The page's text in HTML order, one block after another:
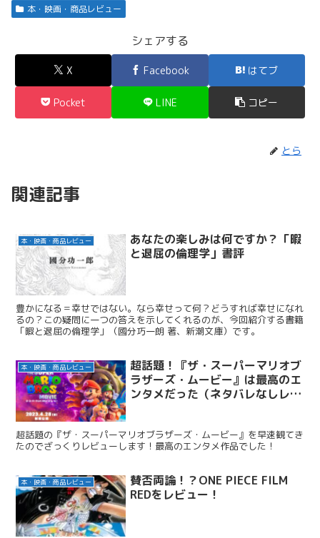
本・映画・商品レビュー
シェアする
X Facebook はてブ
Pocket LINE コピー
とら
関連記事
本・映画・商品レビュー
あなたの楽しみは何ですか？「暇
と退屈の倫理学」書評
豊かになる＝幸せではない。なら幸せって何？どうすれば幸せになれ
るの？この疑問に一つの答えを示してくれるのが、今回紹介する書籍
「暇と退屈の倫理学」（國分巧一朗 著、新潮文庫）です。
本・映画・商品レビュー
超話題！『ザ・スーパーマリオブ
ラザーズ・ムービー』は最高のエ
ンタメだった（ネタバレなしレビ
超話題の『ザ・スーパーマリオブラザーズ・ムービー』を早速観てき
たのでざっくりレビューします！最高のエンタメ作品でした！
本・映画・商品レビュー
賛否両論！？ONE PIECE FILM
REDをレビュー！